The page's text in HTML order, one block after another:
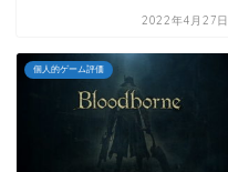
2022年4月27日
個人的ゲーム評価